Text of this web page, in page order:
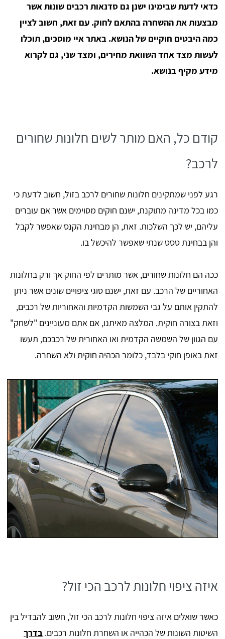
כדאי לדעת שבימינו ישנן גם סדנאות רכבים שונות אשר
מבצעות את ההשחרה בהתאם לחוק. עם זאת, חשוב לציין
כמה היבטים חוקיים של הנושא. באתר איי מוסכים, תוכלו
לעשות מצד אחד השוואת מחירים, ומצד שני, גם לקרוא
מידע מקיף בנושא.
קודם כל, האם מותר לשים חלונות שחורים
לרכב?
רגע לפני שמתקינים חלונות שחורים לרכב בזול, חשוב לדעת כי
כמו בכל מדינה מתוקנת, ישנם חוקים מסוימים אשר אם עוברים
עליהם, יש לכך השלכות. זאת, הן מבחינת הקנס שאפשר לקבל
והן בבחינת טסט שנתי שאפשר להיכשל בו.
ככה הם חלונות שחורים, אשר מותרים לפי החוק אך ורק בחלונות
האחוריים של הרכב. עם זאת, ישנם סוגי ציפויים שונים אשר ניתן
להתקין אותם על גבי השמשות הקדמיות והאחוריות של רכבים,
וזאת בצורה חוקית. המלצה מאיתנו, אם אתם מעוניינים "לשחק"
עם הגוון של השמשה הקדמית ואו האחורית של רכבכם, תעשו
זאת באופן חוקי בלבד, כלומר הכהיה חוקית ולא השחרה.
איזה ציפוי חלונות לרכב הכי זול?
כאשר שואלים איזה ציפוי חלונות לרכב הכי זול, חשוב להבדיל בין
השיטות השונות של הכהייה או השחרת חלונות רכבים. בדרך